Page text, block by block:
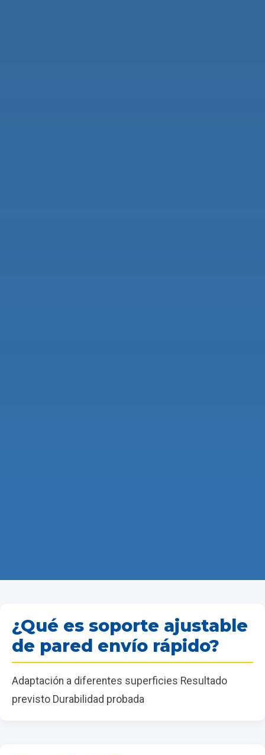
¿Qué es soporte ajustable
de pared envío rápido?
Adaptación a diferentes superficies Resultado
previsto Durabilidad probada